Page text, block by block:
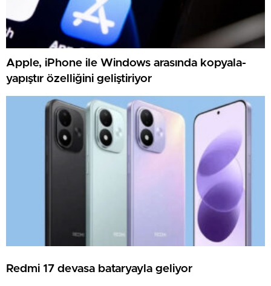
Apple, iPhone ile Windows arasında kopyala-
yapıştır özelliğini geliştiriyor
Redmi 17 devasa bataryayla geliyor